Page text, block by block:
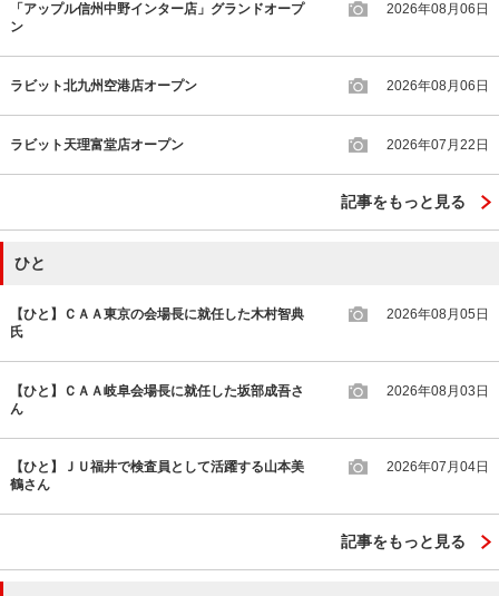
「アップル信州中野インター店」グランドオープ
ン
2026年08月06日
ラビット北九州空港店オープン 2026年08月06日
ラビット天理富堂店オープン 2026年07月22日
記事をもっと見る
ひと
【ひと】ＣＡＡ東京の会場長に就任した木村智典
氏
2026年08月05日
【ひと】ＣＡＡ岐阜会場長に就任した坂部成吾さ
ん
2026年08月03日
【ひと】ＪＵ福井で検査員として活躍する山本美
鶴さん
2026年07月04日
記事をもっと見る